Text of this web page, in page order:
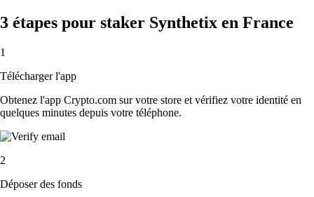
3 étapes pour staker Synthetix en France
1
Télécharger l'app
Obtenez l'app Crypto.com sur votre store et vérifiez votre identité en
quelques minutes depuis votre téléphone.
2
Déposer des fonds